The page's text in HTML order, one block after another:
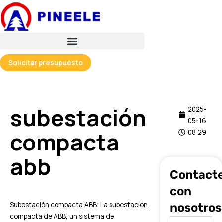
跳
至
内
Solicitar presupuesto
subestación
compacta
abb
2025-
05-16
08:29
Subestación compacta ABB: La subestación
compacta de ABB, un sistema de
con
nosotros